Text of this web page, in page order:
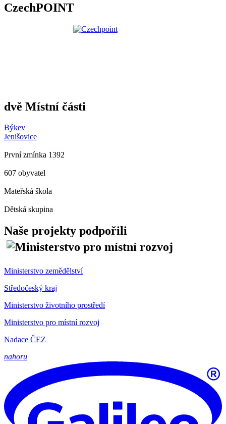
CzechPOINT
dvě Místní části
Býkev
Jenišovice
První zmínka 1392
607 obyvatel
Mateřská škola
Dětská skupina
Naše projekty podpořili
Ministerstvo zemědělství
Středočeský kraj
Ministerstvo životního prostředí
Ministerstvo pro místní rozvoj
Nadace ČEZ
nahoru